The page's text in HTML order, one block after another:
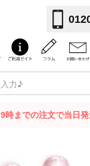
9時までの注文で当日発